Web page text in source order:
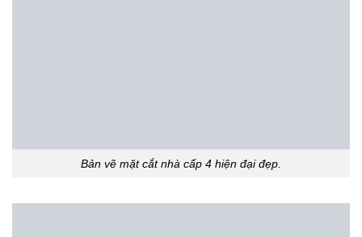
Bản vẽ mặt cắt nhà cấp 4 hiện đại đẹp.